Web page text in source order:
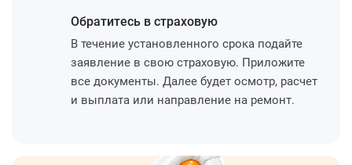
Обратитесь в страховую
В течение установленного срока подайте
заявление в свою страховую. Приложите
все документы. Далее будет осмотр, расчет
и выплата или направление на ремонт.